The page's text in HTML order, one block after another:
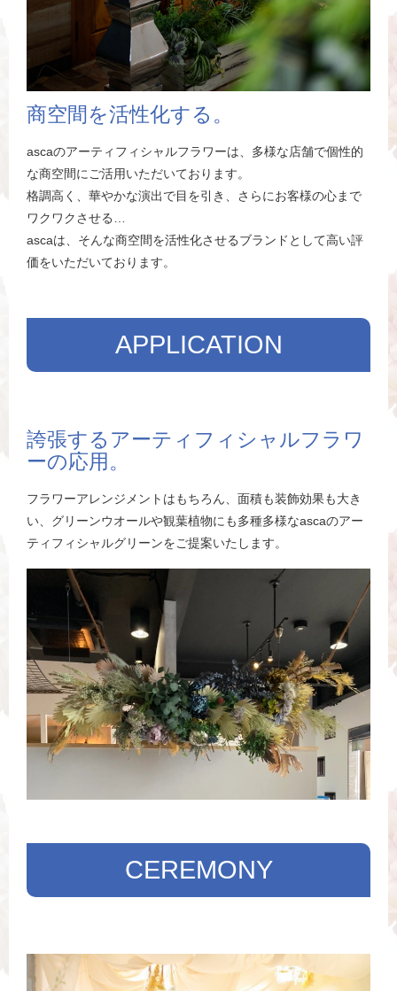
商空間を活性化する。
ascaのアーティフィシャルフラワーは、多様な店舗で個性的
な商空間にご活用いただいております。
格調高く、華やかな演出で目を引き、さらにお客様の心まで
ワクワクさせる…
ascaは、そんな商空間を活性化させるブランドとして高い評
価をいただいております。
APPLICATION
誇張するアーティフィシャルフラワ
ーの応用。
フラワーアレンジメントはもちろん、面積も装飾効果も大き
い、グリーンウオールや観葉植物にも多種多様なascaのアー
ティフィシャルグリーンをご提案いたします。
CEREMONY